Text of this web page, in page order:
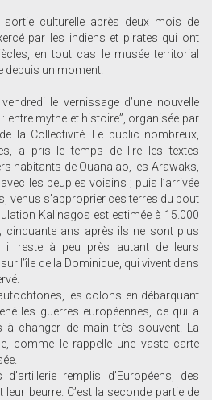
culturelle après deux mois de
par les indiens et pirates qui ont
en tout cas le musée territorial
depuis un moment.
le vernissage d’une nouvelle
entre mythe et histoire”, organisée par
la Collectivité. Le public nombreux,
a pris le temps de lire les textes
habitants de Ouanalao, les Arawaks,
les peuples voisins ; puis l’arrivée
venus s’approprier ces terres du bout
Kalinagos est estimée à 15.000
cinquante ans après ils ne sont plus
il reste à peu près autant de leurs
l’île de la Dominique, qui vivent dans
les colons en débarquant
les guerres européennes, ce qui a
à changer de main très souvent. La
comme le rappelle une vaste carte
remplis d’Européens, des
beurre. C’est la seconde partie de